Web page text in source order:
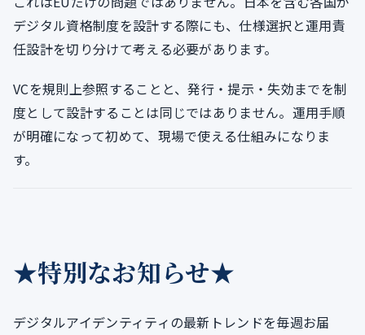
デジタル資格制度を設計する際にも、仕様選択と運用責
任設計を切り分けて考える必要があります。
VCを規則上参照することと、発行・提示・失効までを制
度として設計することは同じではありません。運用手順
が明確になって初めて、現場で使える仕組みになりま
す。
★特別なお知らせ★
デジタルアイデンティティの最新トレンドを毎週お届